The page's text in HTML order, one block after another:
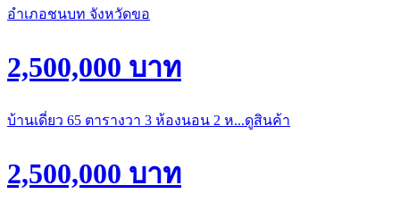
2,500,000 บาท
บ้านเดี่ยว 65 ตารางวา 3 ห้องนอน 2 ห...ดูสินค้า
2,500,000 บาท